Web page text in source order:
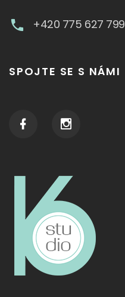
+420 775 627 799
SPOJTE SE S NÁMI